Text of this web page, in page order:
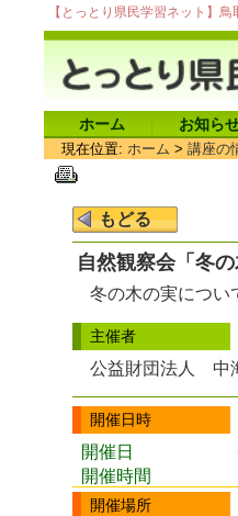
【とっとり県民学習ネット】
ホーム お知ら
現在位置: ホーム > 講座の
自然観察会「冬
冬の木の実につい
主催者
公益財団法人 中
開催日時
開催日
開催時間
開催場所